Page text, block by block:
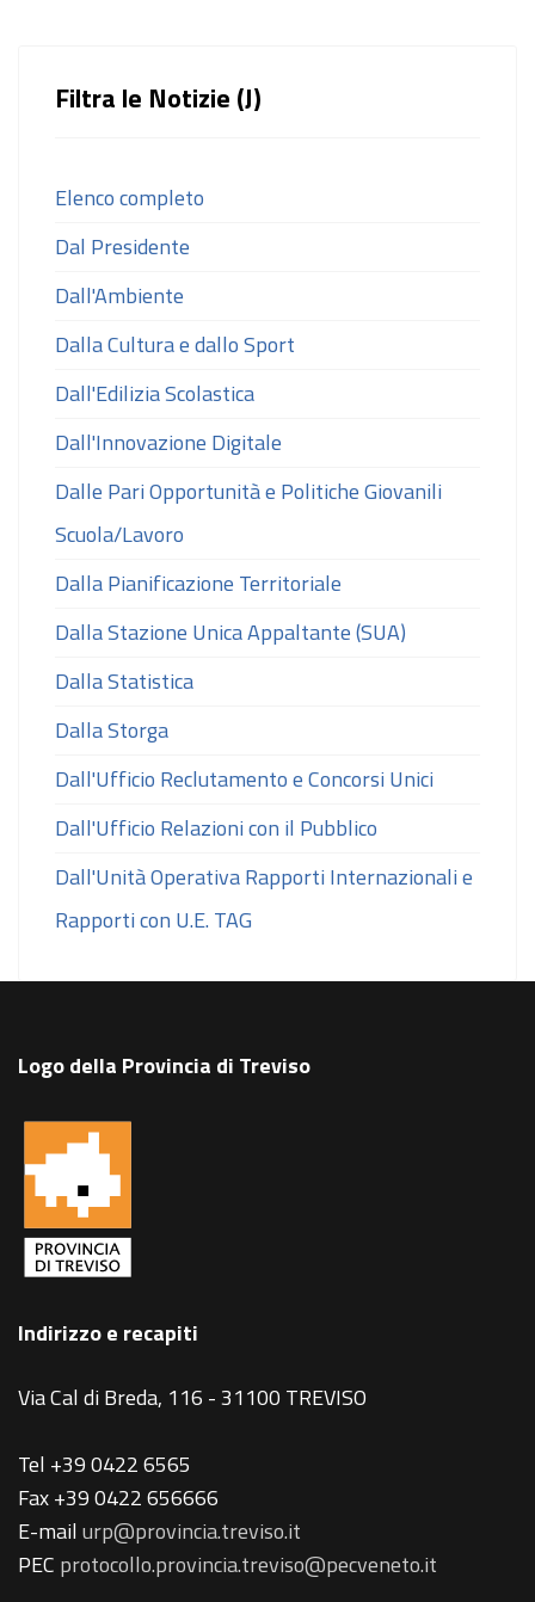
Filtra le Notizie (J)
Elenco completo
Dal Presidente
Dall'Ambiente
Dalla Cultura e dallo Sport
Dall'Edilizia Scolastica
Dall'Innovazione Digitale
Dalle Pari Opportunità e Politiche Giovanili
Scuola/Lavoro
Dalla Pianificazione Territoriale
Dalla Stazione Unica Appaltante (SUA)
Dalla Statistica
Dalla Storga
Dall'Ufficio Reclutamento e Concorsi Unici
Dall'Ufficio Relazioni con il Pubblico
Dall'Unità Operativa Rapporti Internazionali e
Rapporti con U.E. TAG
Logo della Provincia di Treviso
Indirizzo e recapiti
Via Cal di Breda, 116 - 31100 TREVISO
Tel +39 0422 6565
Fax +39 0422 656666
E-mailurp@provincia.treviso.it
PEC protocollo.provincia.treviso@pecveneto.it